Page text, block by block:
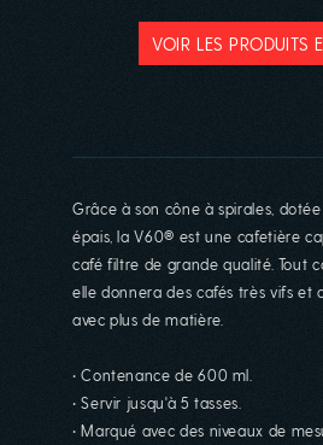
VOIR LES PRODUITS
Grâce à son cône à spirales,
épais, la V60® est une cafetière
café filtre de grande qualité. Tout
elle donnera des cafés très vifs et
avec plus de matière.
• Contenance de 600 ml.
• Servir jusqu'à 5 tasses.
• Marqué avec des niveaux de